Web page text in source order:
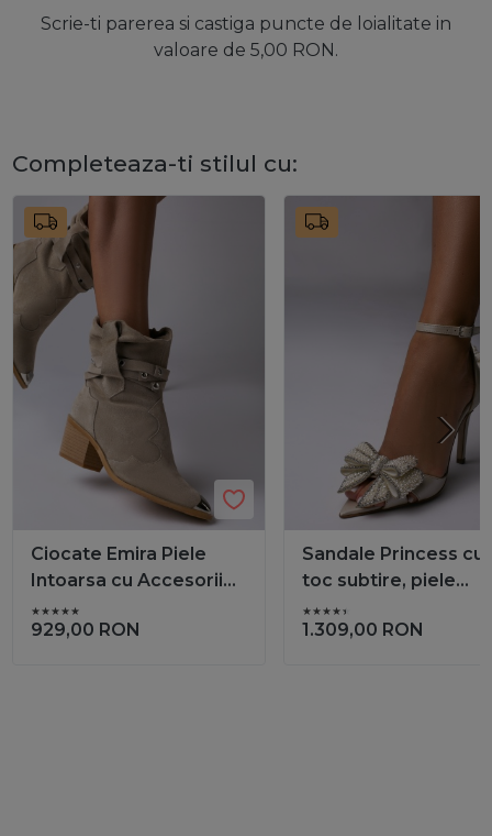
Scrie-ti parerea si castiga puncte de loialitate in
valoare de 5,00 RON.
Completeaza-ti stilul cu:
Ciocate Emira Piele
Intoarsa cu Accesorii
Argintii - Vanilla Days
929,00 RON
Sandale Princess cu
toc subtire, piele
naturala de culoare
ivoire - Vanilla Days
1.309,00 RON